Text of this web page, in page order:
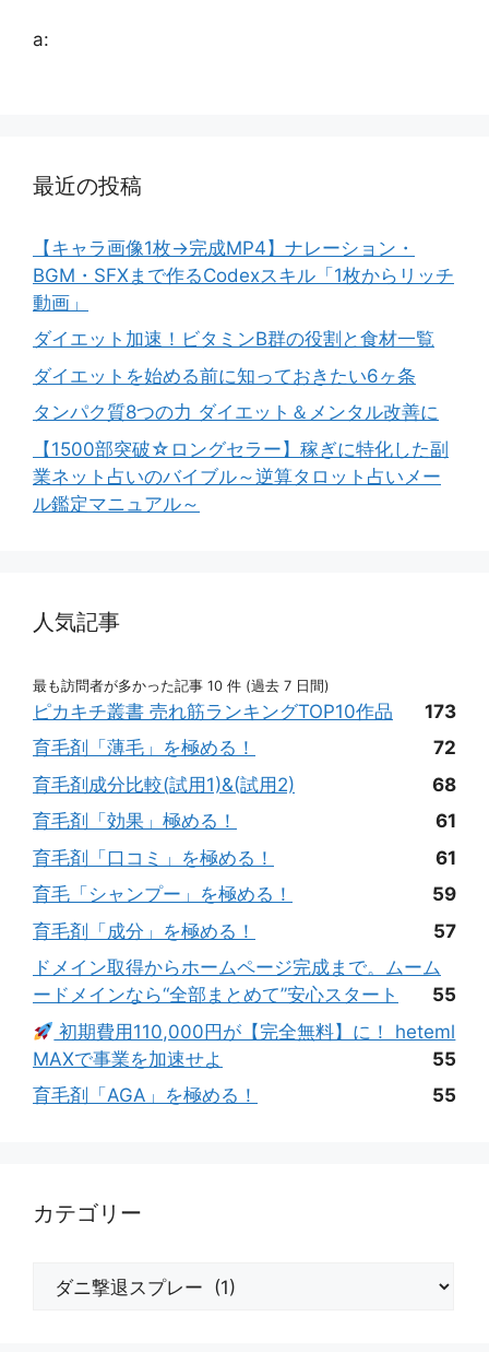
a:
最近の投稿
【キャラ画像1枚→完成MP4】ナレーション・
BGM・SFXまで作るCodexスキル「1枚からリッチ
動画」
ダイエット加速！ビタミンB群の役割と食材一覧
ダイエットを始める前に知っておきたい6ヶ条
タンパク質8つの力 ダイエット＆メンタル改善に
【1500部突破☆ロングセラー】稼ぎに特化した副
業ネット占いのバイブル～逆算タロット占いメー
ル鑑定マニュアル～
人気記事
最も訪問者が多かった記事 10 件 (過去 7 日間)
ピカキチ叢書 売れ筋ランキングTOP10作品
173
育毛剤「薄毛」を極める！
72
育毛剤成分比較(試用1)&(試用2)
68
育毛剤「効果」極める！
61
育毛剤「口コミ」を極める！
61
育毛「シャンプー」を極める！
59
育毛剤「成分」を極める！
57
ドメイン取得からホームページ完成まで。ムーム
ードメインなら“全部まとめて”安心スタート
55
初期費用110,000円が【完全無料】に！ heteml
MAXで事業を加速せよ
55
育毛剤「AGA」を極める！
55
カテゴリー